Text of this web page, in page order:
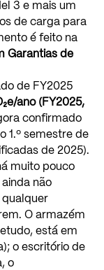
3 e mais um
de carga para
é feito na
Garantias de
de FY2025
ano (FY2025,
confirmado
1.º semestre de
de 2025).
muito pouco
ainda não
qualquer
O armazém
está em
o escritório de
o